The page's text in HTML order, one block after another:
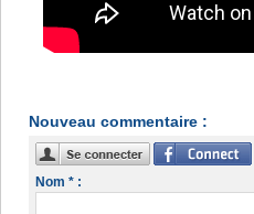
Nouveau commentaire :
Nom * :